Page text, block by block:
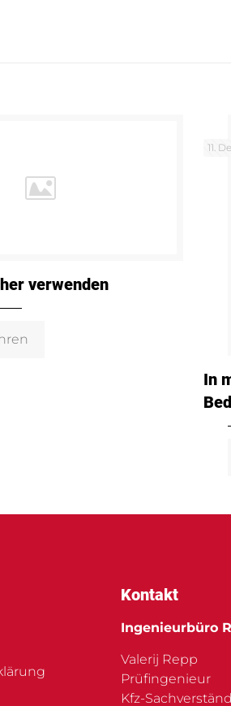
verwenden
11.
In
Kontakt
Ingenieurbüro
Valerij Repp
Prüfingenieur
Kfz-